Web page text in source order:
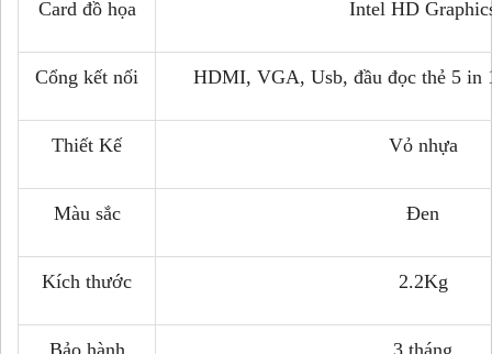
Card đồ họa Intel HD
Cổng kết nối HDMI, VGA, Usb, đầu đọc thẻ 5
Thiết Kế Vỏ nhựa
Màu sắc Đen
Kích thước 2.2Kg
Bảo hành 3 tháng